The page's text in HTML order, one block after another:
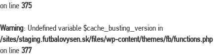
on line 375
Warning: Undefined variable $cache_busting_version in
/sites/staging.futbalovysen.sk/files/wp-content/themes/fb/functions.php
on line 377